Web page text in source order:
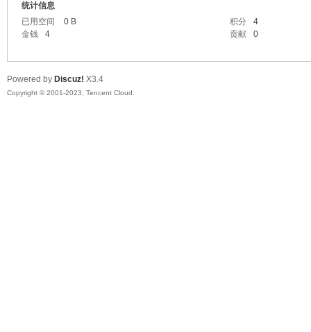
uz!
统计信息
已用空间
0 B 积分
4
金钱
4 贡献 0
Powered by Discuz! X3.4
Copyright © 2001-2023, Tencent Cloud.